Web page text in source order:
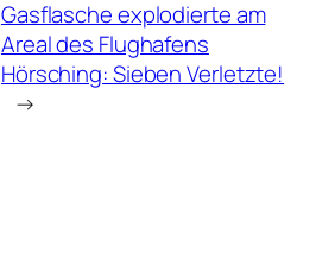
Gasflasche explodierte am
Areal des Flughafens
Hörsching: Sieben Verletzte!
→